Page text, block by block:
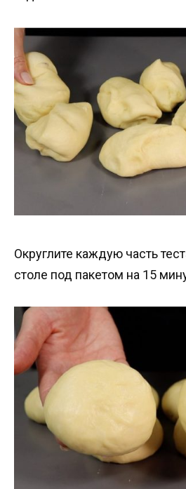
Округлите каждую часть
столе под пакетом на 15